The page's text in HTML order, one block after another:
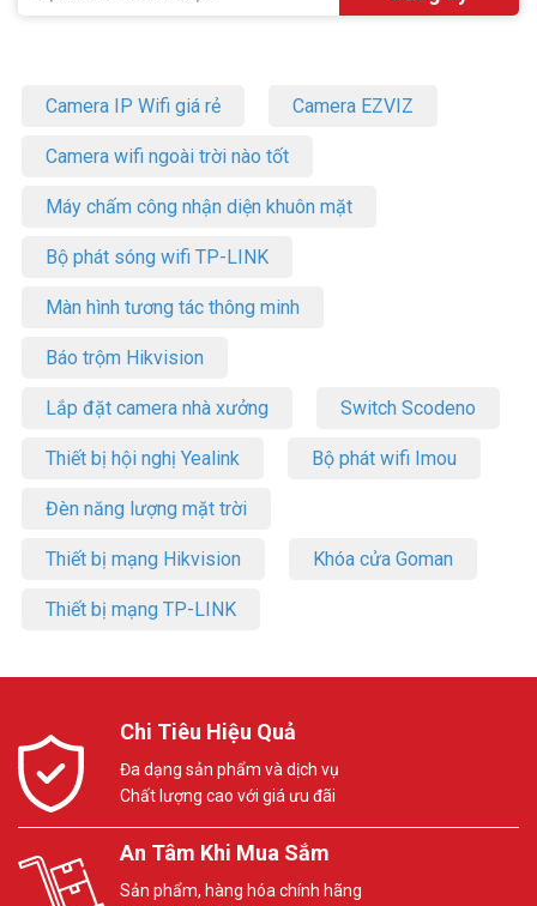
Camera IP Wifi giá rẻ Camera EZVIZ
Camera wifi ngoài trời nào tốt
Máy chấm công nhận diện khuôn mặt
Bộ phát sóng wifi TP-LINK
Màn hình tương tác thông minh
Báo trộm Hikvision
Lắp đặt camera nhà xưởng Switch Scodeno
Thiết bị hội nghị Yealink Bộ phát wifi Imou
Đèn năng lượng mặt trời
Thiết bị mạng Hikvision Khóa cửa Goman
Thiết bị mạng TP-LINK
Chi Tiêu Hiệu Quả
Đa dạng sản phẩm và dịch vụ
Chất lượng cao với giá ưu đãi
An Tâm Khi Mua Sắm
Sản phẩm, hàng hóa chính hãng